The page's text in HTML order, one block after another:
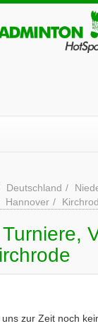
Deutschland
Hannover
zur Zeit noch